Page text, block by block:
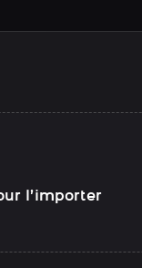
l’importer